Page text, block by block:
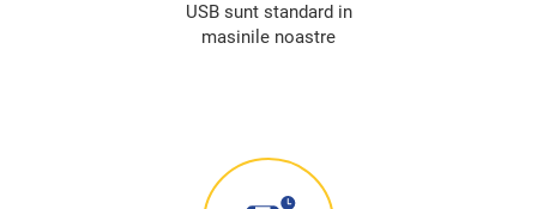
USB sunt standard in
masinile noastre